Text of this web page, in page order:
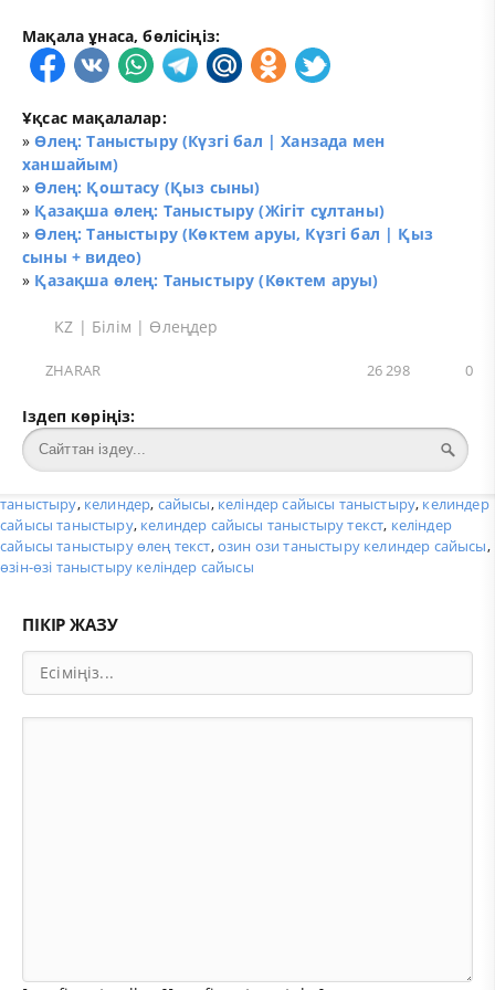
Мақала ұнаса, бөлісіңіз:
Ұқсас мақалалар:
»Өлең: Таныстыру (Күзгі бал | Ханзада мен
ханшайым)
»Өлең: Қоштасу (Қыз сыны)
» Қазақша өлең: Таныстыру (Жігіт сұлтаны)
»Өлең: Таныстыру (Көктем аруы, Күзгі бал | Қыз
сыны + видео)
» Қазақша өлең: Таныстыру (Көктем аруы)
KZ | Білім | Өлеңдер
ZHARAR 0
26 298
Іздеп көріңіз:
таныстыру, келиндер, сайысы, келіндер сайысы таныстыру, келиндер
сайысы таныстыру, келиндер сайысы таныстыру текст, келіндер
сайысы таныстыру өлең текст,озин ози таныстыру келиндер сайысы,
өзін-өзі таныстыру келіндер сайысы
ПІКІР ЖАЗУ